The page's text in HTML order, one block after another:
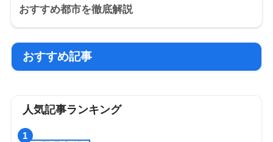
おすすめ都市を徹底解説
おすすめ記事
人気記事ランキング
1